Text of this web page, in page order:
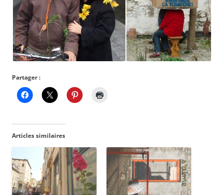
Partager :
Articles similaires